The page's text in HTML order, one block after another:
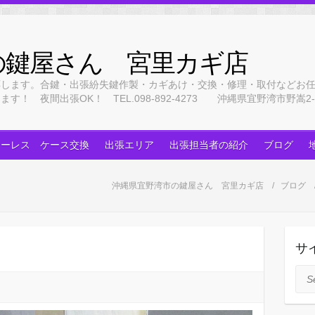
鍵屋さん 宮里カギ店
ます。合鍵・出張紛失鍵作製・カギあけ・交換・修理・取付などお
ます！ 夜間出張OK！ TEL.098-892-4273 沖縄県宜野湾市野嵩
レス ケース交換 出張エリア 出張担当者の紹介 ブログ
沖縄県宜野湾市の鍵屋さん 宮里カギ店 ブログ
サ